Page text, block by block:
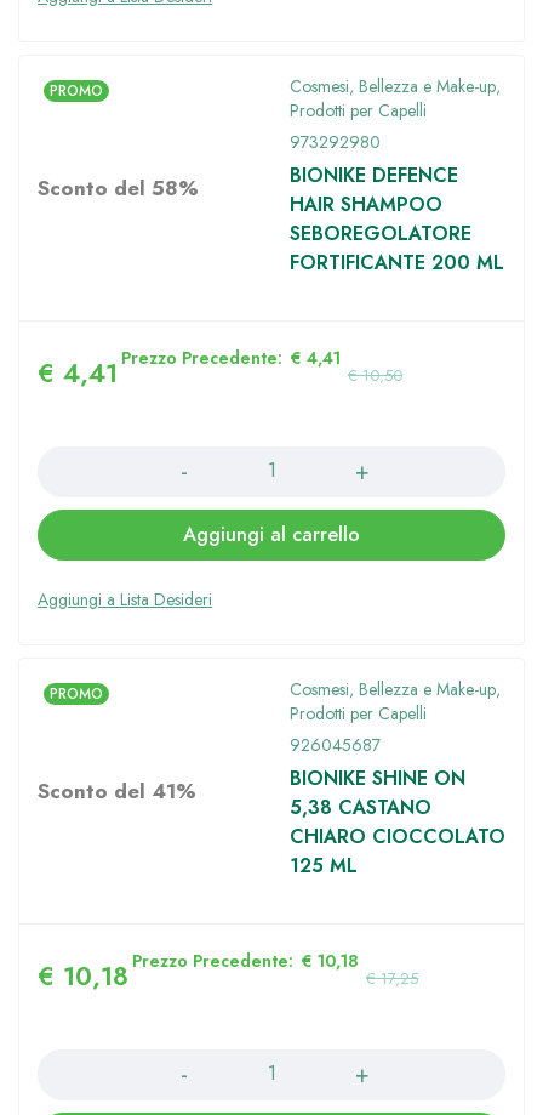
Sconto del 58%
PROMO Cosmesi, Bellezza e Make-up,
Prodotti per Capelli
973292980
BIONIKE DEFENCE
HAIR SHAMPOO
SEBOREGOLATORE
FORTIFICANTE 200 ML
€10,50
€ 4,41 Prezzo Precedente: € 4,41
Aggiungi al carrello
Sconto del 41%
PROMO Cosmesi, Bellezza e Make-up,
Prodotti per Capelli
926045687
BIONIKE SHINE ON
5,38 CASTANO
CHIARO CIOCCOLATO
125 ML
€17,25
€ 10,18 Prezzo Precedente: € 10,18